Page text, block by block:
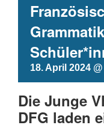
18. April 2024
Die Junge
DFG laden